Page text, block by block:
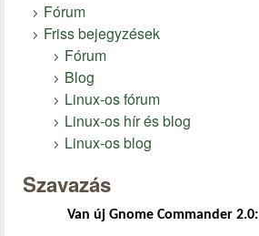
Fórum
Friss bejegyzések
Fórum
Blog
Linux-os fórum
Linux-os hír és blog
Linux-os blog
Szavazás
Van új Gnome Commander 2.0: